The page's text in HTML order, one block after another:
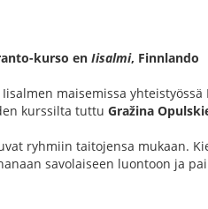
kurso en Iisalmi, Finnlando
maisemissa
kurssilta tuttu Gražina
ryhmiin taitojensa mukaan.
savolaiseen luontoon ja